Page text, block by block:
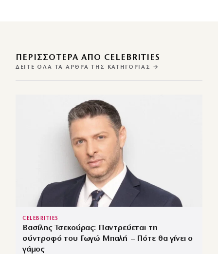
ΠΕΡΙΣΣΌΤΕΡΑ ΑΠΌ CELEBRITIES
ΔΕΊΤΕ ΌΛΑ ΤΑ ΆΡΘΡΑ ΤΗΣ ΚΑΤΗΓΟΡΊΑΣ →
CELEBRITIES
Βασίλης Τσεκούρας: Παντρεύεται τη
σύντροφό του Γωγώ Μπαλή – Πότε θα γίνει ο
γάμος